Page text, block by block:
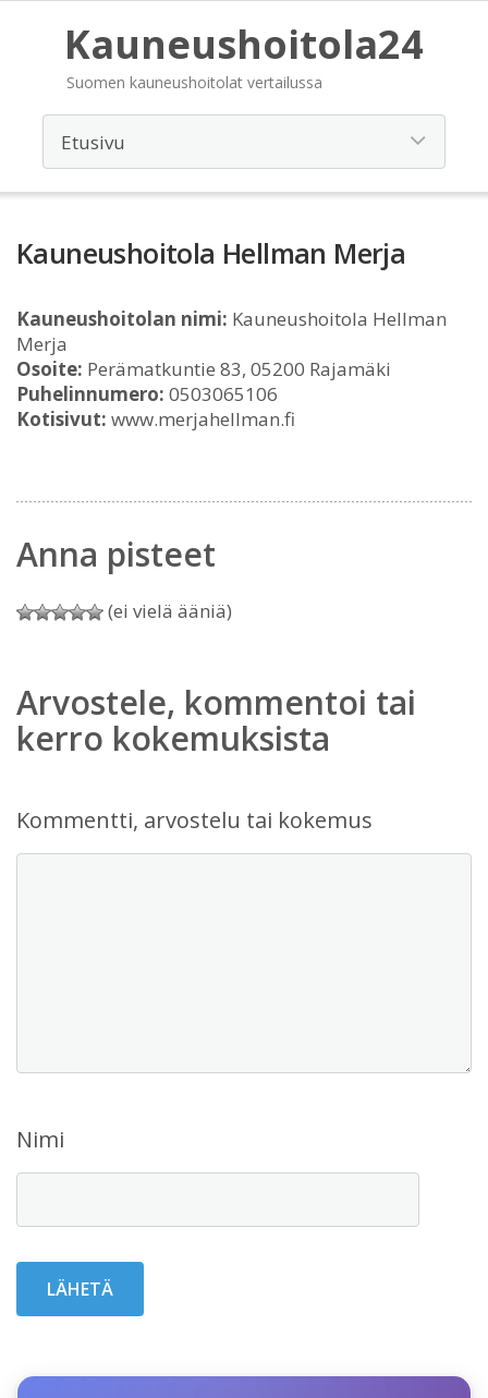
Kauneushoitola24
Suomen kauneushoitolat vertailussa
Kauneushoitola Hellman Merja
Kauneushoitolan nimi: Kauneushoitola Hellman
Merja
Osoite: Perämatkuntie 83, 05200 Rajamäki
Puhelinnumero: 0503065106
Kotisivut: www.merjahellman.fi
Anna pisteet
(ei vielä ääniä)
Arvostele, kommentoi tai
kerro kokemuksista
Kommentti, arvostelu tai kokemus
Nimi